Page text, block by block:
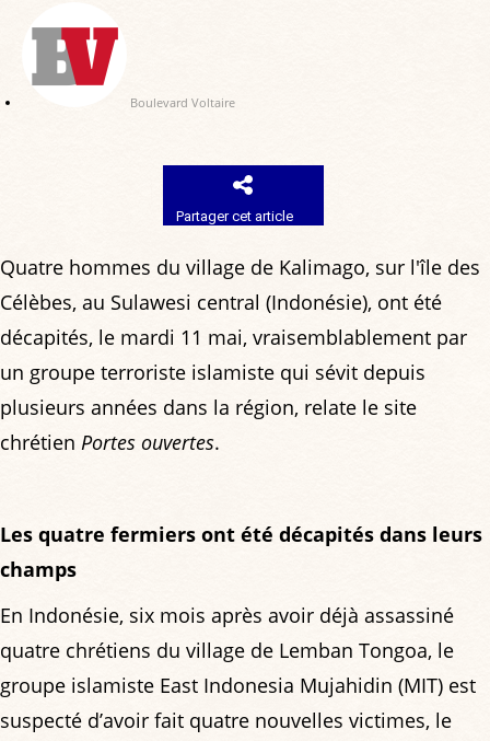
Boulevard Voltaire
Partager cet article
Quatre hommes du village de Kalimago, sur l'île des
Célèbes, au Sulawesi central (Indonésie), ont été
décapités, le mardi 11 mai, vraisemblablement par
un groupe terroriste islamiste qui sévit depuis
plusieurs années dans la région, relate le site
chrétien Portes ouvertes.
Les quatre fermiers ont été décapités dans leurs
champs
En Indonésie, six mois après avoir déjà assassiné
quatre chrétiens du village de Lemban Tongoa, le
groupe islamiste East Indonesia Mujahidin (MIT) est
suspecté d’avoir fait quatre nouvelles victimes, le